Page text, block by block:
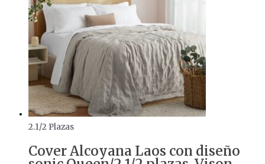
2.1/2 Plazas
Cover Alcoyana Laos con diseño